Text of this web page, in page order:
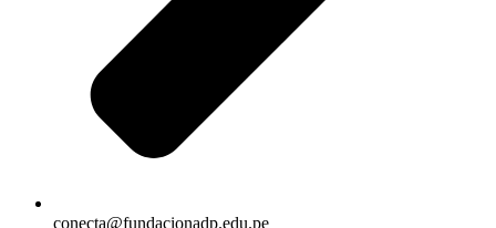
conecta@fundacionadp.edu.pe